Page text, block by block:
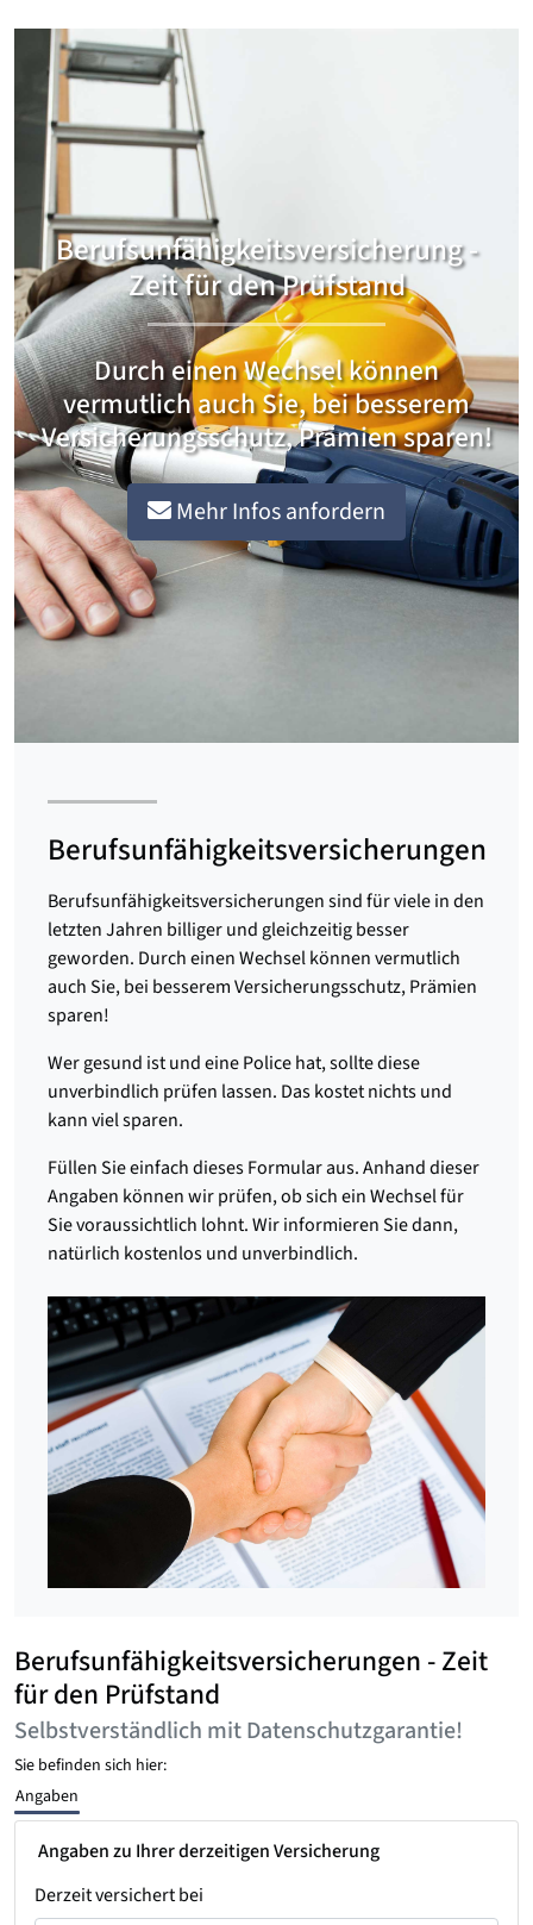
Berufsunfähigkeitsversicherung -
Zeit für den Prüfstand
Durch einen Wechsel können
vermutlich auch Sie, bei besserem
Versicherungsschutz, Prämien sparen!
Mehr Infos anfordern
Berufsunfähigkeitsversicherungen
Berufsunfähigkeitsversicherungen sind für viele in den
letzten Jahren billiger und gleichzeitig besser
geworden. Durch einen Wechsel können vermutlich
auch Sie, bei besserem Versicherungsschutz, Prämien
sparen!
Wer gesund ist und eine Police hat, sollte diese
unverbindlich prüfen lassen. Das kostet nichts und
kann viel sparen.
Füllen Sie einfach dieses Formular aus. Anhand dieser
Angaben können wir prüfen, ob sich ein Wechsel für
Sie voraussichtlich lohnt. Wir informieren Sie dann,
natürlich kostenlos und unverbindlich.
Berufsunfähigkeitsversicherungen - Zeit
für den Prüfstand
Selbstverständlich mit Datenschutzgarantie!
Sie befinden sich hier:
Angaben
Angaben zu Ihrer derzeitigen Versicherung
Derzeit versichert bei